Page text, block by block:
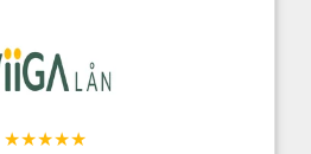
★★★★★